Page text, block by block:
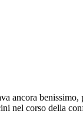
ancora
nel corso della